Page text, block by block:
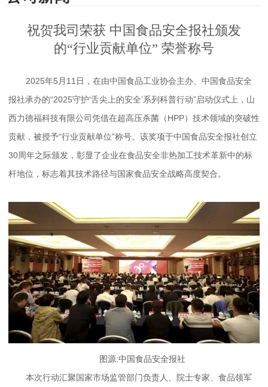
祝贺我司荣获 中国食品安全报社颁发
的“行业贡献单位” 荣誉称号
2025年5月11日，在由中国食品工业协会主办、中国食品安全
报社承办的“2025守护‘舌尖上的安全’系列科普行动”启动仪式上，山
西力德福科技有限公司凭借在超高压杀菌（HPP）技术领域的突破性
贡献，被授予“行业贡献单位”称号。该奖项于中国食品安全报社创立
30周年之际颁发，彰显了企业在食品安全非热加工技术革新中的标
杆地位，标志着其技术路径与国家食品安全战略高度契合。
图源:中国食品安全报社
本次行动汇聚国家市场监管部门负责人、院士专家、食品领军